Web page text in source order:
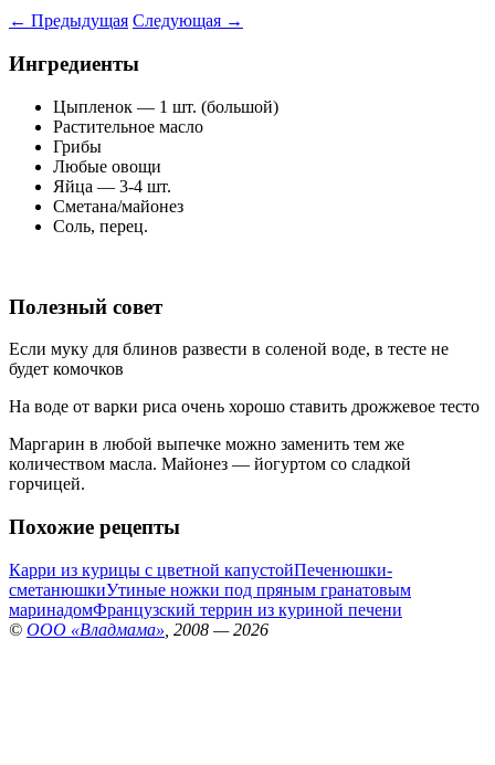
← Предыдущая Следующая →
Ингредиенты
Цыпленок — 1 шт. (большой)
Растительное масло
Грибы
Любые овощи
Яйца — 3-4 шт.
Сметана/майонез
Соль, перец.
Полезный совет
Если муку для блинов развести в соленой воде, в тесте не
будет комочков
На воде от варки риса очень хорошо ставить дрожжевое тесто
Маргарин в любой выпечке можно заменить тем же
количеством масла. Майонез — йогуртом со сладкой
горчицей.
Похожие рецепты
Карри из курицы с цветной капустойПеченюшки-
сметанюшкиУтиные ножки под пряным гранатовым
маринадомФранцузский террин из куриной печени
© ООО «Владмама» , 2008 — 2026